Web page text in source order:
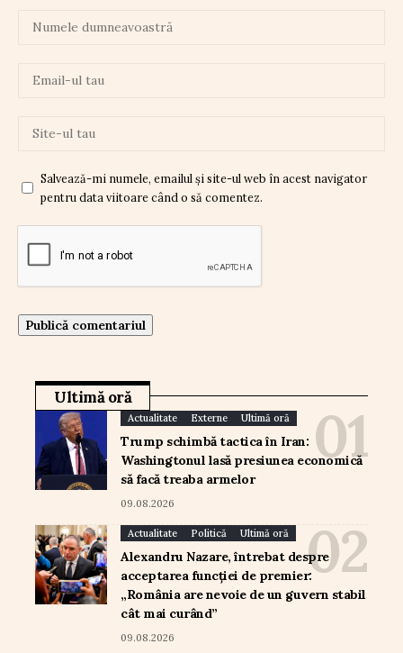
Salvează-mi numele, emailul și site-ul web în acest navigator
pentru data viitoare când o să comentez.
Ultimă oră
Actualitate Externe Ultimă oră
Trump schimbă tactica în Iran:
Washingtonul lasă presiunea economică
să facă treaba armelor
09.08.2026
Actualitate Politică Ultimă oră
Alexandru Nazare, întrebat despre
acceptarea funcției de premier:
„România are nevoie de un guvern stabil
cât mai curând”
09.08.2026